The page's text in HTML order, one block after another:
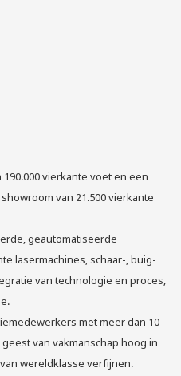
vierkante voet en een
van 21.500 vierkante
geautomatiseerde
lasermachines, schaar-, buig-
van technologie en proces,
met meer dan 10
van vakmanschap hoog in
wereldklasse verfijnen.